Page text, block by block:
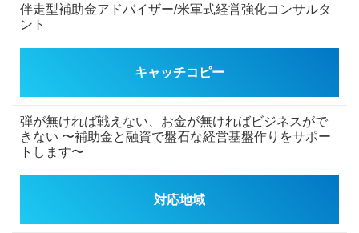
伴走型補助金アドバイザー/米軍式経営強化コンサルタ
ント
キャッチコピー
弾が無ければ戦えない、お金が無ければビジネスがで
きない 〜補助金と融資で盤石な経営基盤作りをサポー
トします〜
対応地域